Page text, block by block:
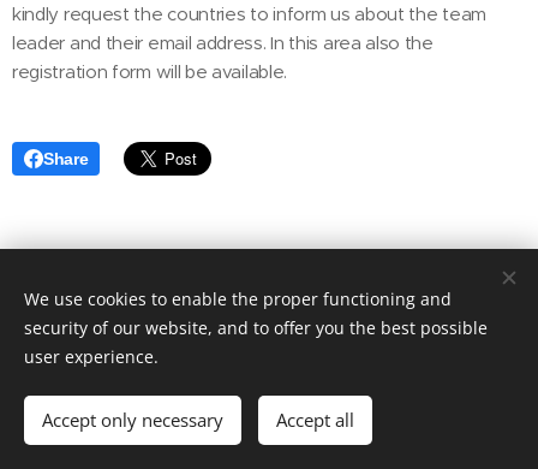
kindly request the countries to inform us about the team
leader and their email address. In this area also the
registration form will be available.
Share
© 2025 ÖRV HSV Wöllersdorf
Cookies
We use cookies to enable the proper functioning and
security of our website, and to offer you the best possible
user experience.
Accept only necessary Accept all